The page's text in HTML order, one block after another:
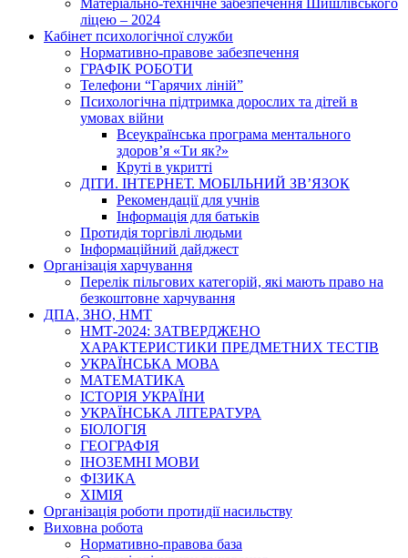
ліцею – 2024
Кабінет психологічної служби
Нормативно-правове забезпечення
ГРАФІК РОБОТИ
Телефони “Гарячих ліній”
Психологічна підтримка дорослих та дітей в
умовах війни
Всеукраїнська програма ментального
здоров’я «Ти як?»
Круті в укритті
ДІТИ. ІНТЕРНЕТ. МОБІЛЬНИЙ ЗВ’ЯЗОК
Рекомендації для учнів
Інформація для батьків
Протидія торгівлі людьми
Інформаційний дайджест
Організація харчування
Перелік пільгових категорій, які мають право на
безкоштовне харчування
ДПА, ЗНО, НМТ
НМТ-2024: ЗАТВЕРДЖЕНО
ХАРАКТЕРИСТИКИ ПРЕДМЕТНИХ ТЕСТІВ
УКРАЇНСЬКА МОВА
МАТЕМАТИКА
ІСТОРІЯ УКРАЇНИ
УКРАЇНСЬКА ЛІТЕРАТУРА
БІОЛОГІЯ
ГЕОГРАФІЯ
ІНОЗЕМНІ МОВИ
ФІЗИКА
ХІМІЯ
Організація роботи протидії насильству
Виховна робота
Нормативно-правова база